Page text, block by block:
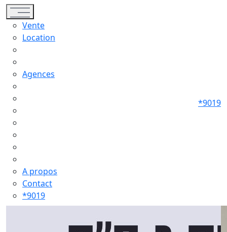
Toggle navigation
Vente
Location
Agences
A propos
Contact
*9019
*9019